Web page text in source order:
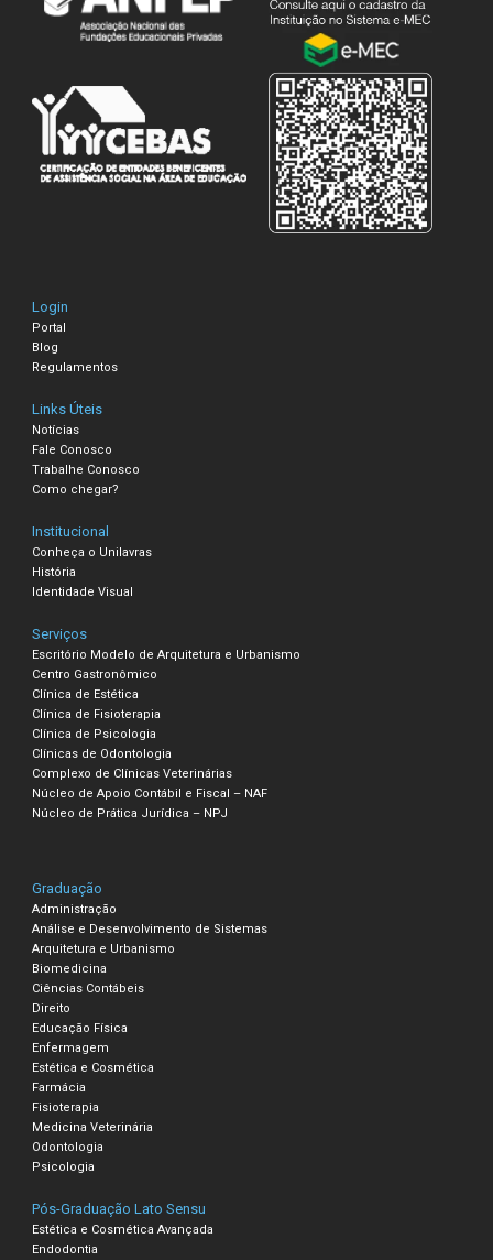
Login
Portal
Blog
Regulamentos
Links Úteis
Notícias
Fale Conosco
Trabalhe Conosco
Como chegar?
Institucional
Conheça o Unilavras
História
Identidade Visual
Serviços
Escritório Modelo de Arquitetura e Urbanismo
Centro Gastronômico
Clínica de Estética
Clínica de Fisioterapia
Clínica de Psicologia
Clínicas de Odontologia
Complexo de Clínicas Veterinárias
Núcleo de Apoio Contábil e Fiscal – NAF
Núcleo de Prática Jurídica – NPJ
Graduação
Administração
Análise e Desenvolvimento de Sistemas
Arquitetura e Urbanismo
Biomedicina
Ciências Contábeis
Direito
Educação Física
Enfermagem
Estética e Cosmética
Farmácia
Fisioterapia
Medicina Veterinária
Odontologia
Psicologia
Pós-Graduação Lato Sensu
Estética e Cosmética Avançada
Endodontia